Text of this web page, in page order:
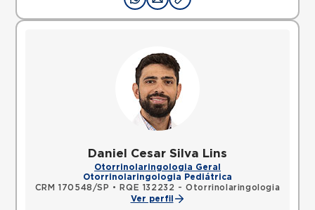
Daniel Cesar Silva Lins
Otorrinolaringologia Geral
Otorrinolaringologia Pediátrica
CRM 170548/SP •
RQE 132232 - Otorrinolaringologia
Ver perfil